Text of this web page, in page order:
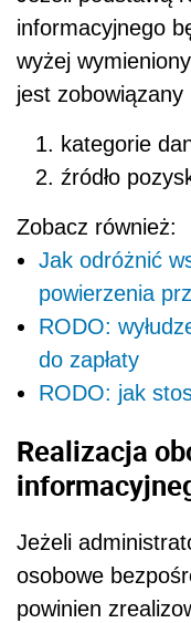
informacyjnego
wyżej
jest zobowiązany
kategorie
źródło
Zobacz również:
Jak odróżnić
powierzenia
RODO:
do zapłaty
RODO: jak
Realizacja
Jeżeli
osobowe
powinien